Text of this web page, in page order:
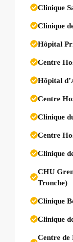
Clinique
Clinique
Hôpital
Centre
Hôpital
Centre
Clinique
Centre
Clinique
CHU
Tronche)
Clinique
Clinique
Centre de